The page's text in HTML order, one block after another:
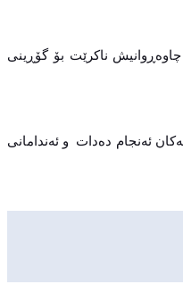
چاوه‌ڕوانیش ناكرێت بۆ گۆڕینی
ئه‌نجام ده‌دات و ئه‌ندامانی